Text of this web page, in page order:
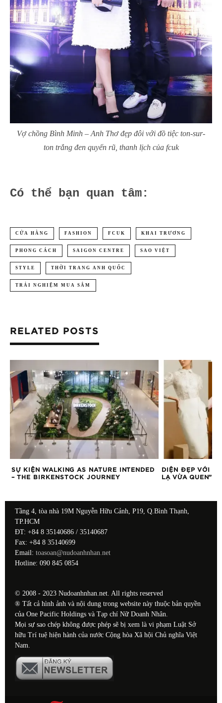
Vợ chồng Bình Minh – Anh Thơ đẹp đôi với đồ tiệc ton-sur-
ton trắng đen quyến rũ, thanh lịch của fcuk
Có thể bạn quan tâm:
CỬA HÀNG FASHION FCUK KHAI TRƯƠNG
PHONG CÁCH SAIGON CENTRE SAO VIỆT
STYLE THỜI TRANG ANH QUỐC
TRẢI NGHIỆM MUA SẮM
RELATED POSTS
SỰ KIỆN WALKING AS NATURE INTENDED
– THE BIRKENSTOCK JOURNEY
DIỆN ĐẸP VỚI
LẠ VỪA QUEN”
Tầng 4, tòa nhà 19M Nguyễn Hữu Cảnh, P19, Q.Bình Thạnh,
TP.HCM
ĐT: +84 8 35140686 / 35140687
Fax: +84 8 35140699
Email: toasoan@nudoanhnhan.net
Hotline: 090 845 0854
© 2008 - 2023 Nudoanhnhan.net. All rights reserved
® Tất cả hình ảnh và nội dung trong website này thuộc bản quyền
của One Pacific Holdings và Tạp chí Nữ Doanh Nhân.
Mọi sự sao chép không được phép sẽ bị xem là vi phạm Luật Sở
hữu Trí tuệ hiện hành của nước Cộng hòa Xã hội Chủ nghĩa Việt
Nam.